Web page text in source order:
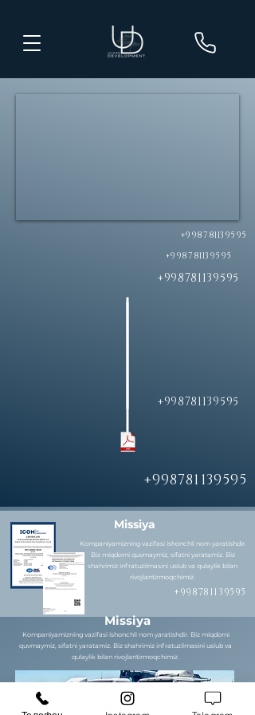
+998781139595
+998781139595
+998781139595
+998781139595
+998781139595
Missiya
Kompaniyamizning vazifasi ishonchli nom yaratishdir.
Biz miqdorni quvmaymiz, sifatni yaratamiz. Biz
shahrimiz infratuzilmasini uslub va qulaylik bilan
rivojlantirmoqchimiz.
+998781139595
Missiya
Kompaniyamizning vazifasi ishonchli nom yaratishdir. Biz miqdorni
quvmaymiz, sifatni yaratamiz. Biz shahrimiz infratuzilmasini uslub va
qulaylik bilan rivojlantirmoqchimiz.